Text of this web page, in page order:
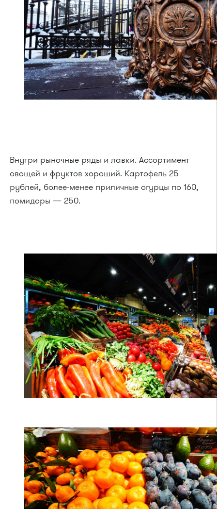
Внутри рыночные ряды и лавки. Ассортимент
овощей и фруктов хороший. Картофель 25
рублей, более-менее приличные огурцы по 160,
помидоры — 250.